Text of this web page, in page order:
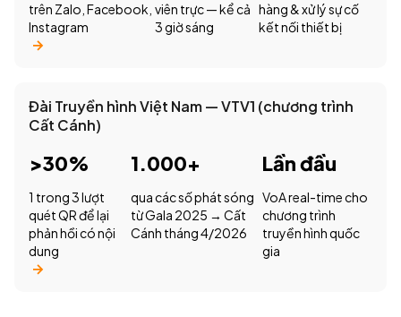
trên Zalo, Facebook,
Instagram
viên trực — kể cả
3 giờ sáng
hàng & xử lý sự cố
kết nối thiết bị
Đài Truyền hình Việt Nam — VTV1 (chương trình
Cất Cánh)
>30%
1 trong 3 lượt
quét QR để lại
phản hồi có nội
dung
1.000+
qua các số phát sóng
từ Gala 2025 → Cất
Cánh tháng 4/2026
Lần đầu
VoA real-time cho
chương trình
truyền hình quốc
gia